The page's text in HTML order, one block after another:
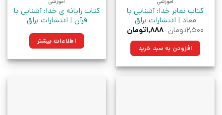
کتاب نمابر خدا: آشنایی با
معاد | انتشارات براق
۲,۵۰۰تومان قیمت
۲,۵۰۰تومان
بود.
۱,۸۸۸تومانقیمت
فعلی:
افزودن به سبد خرید
کتاب رایانه ی خدا: آشنایی با
قرآن | انتشارات براق
اطلاعات بیشتر